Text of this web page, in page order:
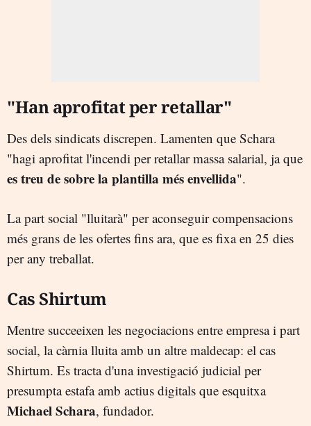
"Han aprofitat per retallar"
Des dels sindicats discrepen. Lamenten que Schara
"hagi aprofitat l'incendi per retallar massa salarial, ja que
es treu de sobre la plantilla més envellida".
La part social "lluitarà" per aconseguir compensacions
més grans de les ofertes fins ara, que es fixa en 25 dies
per any treballat.
Cas Shirtum
Mentre succeeixen les negociacions entre empresa i part
social, la càrnia lluita amb un altre maldecap: el cas
Shirtum. Es tracta d'una investigació judicial per
presumpta estafa amb actius digitals que esquitxa
Michael Schara, fundador.